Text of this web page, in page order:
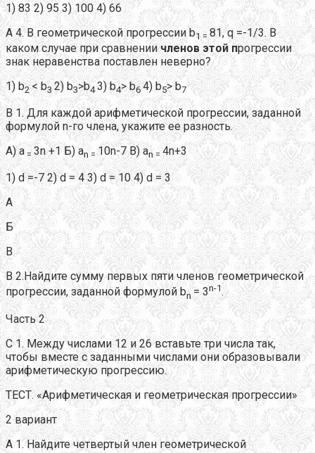
1) 83 2) 95 3) 100 4) 66
А 4. В геометрической прогрессии b1 = 81, q =-1/3. В
каком случае при сравнении членов этой прогрессии
знак неравенства поставлен неверно?
1) b2 < b3 2) b3>b43) b4> b6 4) b5> b7
В 1. Для каждой арифметической прогрессии, заданной
формулой n-го члена, укажите ее разность.
А) а = 3n +1 Б) an = 10n-7 B) an = 4n+3
1) d =-7 2) d = 4 3) d = 10 4) d = 3
А
Б
В
В 2.Найдите сумму первых пяти членов геометрической
прогрессии, заданной формулой bn = 3n-1.
Часть 2
С 1. Между числами 12 и 26 вставьте три числа так,
чтобы вместе с заданными числами они образовывали
арифметическую прогрессию.
ТЕСТ. «Арифметическая и геометрическая прогрессии»
2 вариант
А 1. Найдите четвертый член геометрической